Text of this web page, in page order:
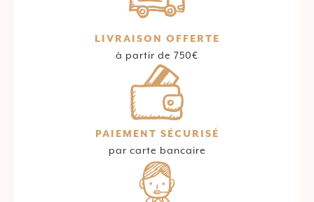
LIVRAISON OFFERTE
à partir de 750€
PAIEMENT SÉCURISÉ
par carte bancaire